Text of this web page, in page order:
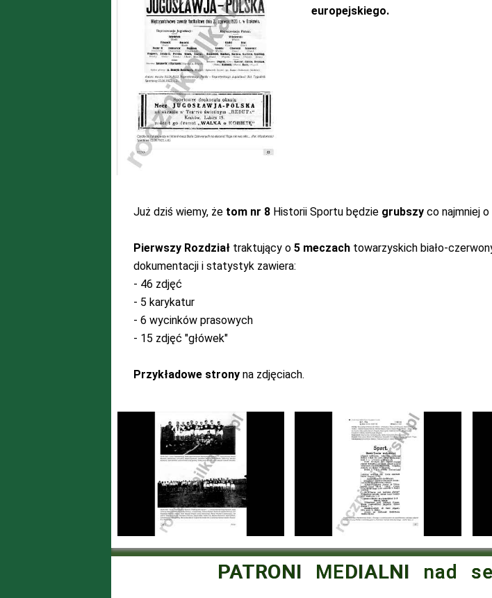
europejskiego.
Już dziś wiemy, że tom nr 8 Historii Sportu będzie grubszy co najmniej o
Pierwszy Rozdział traktujący o 5 meczach towarzyskich biało-
dokumentacji i statystyk zawiera:
- 46 zdjęć
- 5 karykatur
- 6 wycinków prasowych
- 15 zdjęć "główek"
Przykładowe strony na zdjęciach.
PATRONI MEDIALNI nad